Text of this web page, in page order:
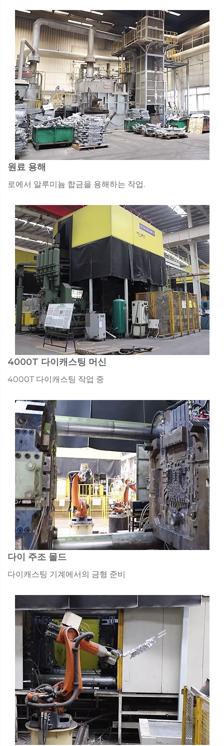
원료 용해
로에서 알루미늄 합금을 용해하는 작업.
4000T 다이캐스팅 머신
4000T 다이캐스팅 작업 중
다이 주조 몰드
다이캐스팅 기계에서의 금형 준비